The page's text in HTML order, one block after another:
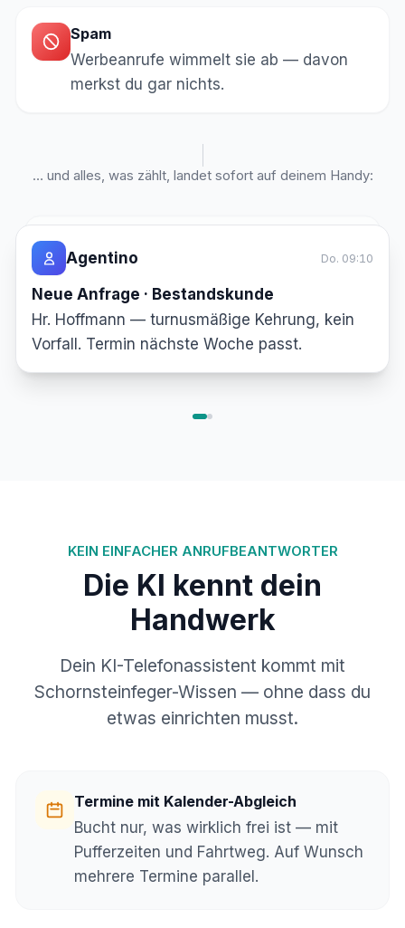
Spam
Werbeanrufe wimmelt sie ab — davon
merkst du gar nichts.
… und alles, was zählt, landet sofort auf deinem Handy:
Agentino Do. 09:10
Neue Anfrage · Bestandskunde
Hr. Hoffmann — turnusmäßige Kehrung, kein
Vorfall. Termin nächste Woche passt.
Agentino
Fam. Neumann — Feuerstättenschau für
neuen Kaminofen, Angebot gewünscht.
KEIN EINFACHER ANRUFBEANTWORTER
Die KI kennt dein
Handwerk
Dein KI-Telefonassistent kommt mit
Schornsteinfeger-Wissen — ohne dass du
etwas einrichten musst.
Termine mit Kalender-Abgleich
Bucht nur, was wirklich frei ist — mit
Pufferzeiten und Fahrtweg. Auf Wunsch
mehrere Termine parallel.